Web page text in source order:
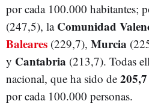
por cada 100.000 habitantes;
(247,5), la Comunidad
Baleares (229,7), Murcia
y Cantabria (213,7). Todas
nacional, que ha sido de 205,7
por cada 100.000 personas.